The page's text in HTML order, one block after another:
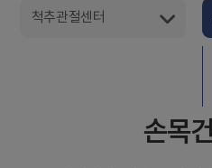
척추관절센터
손목